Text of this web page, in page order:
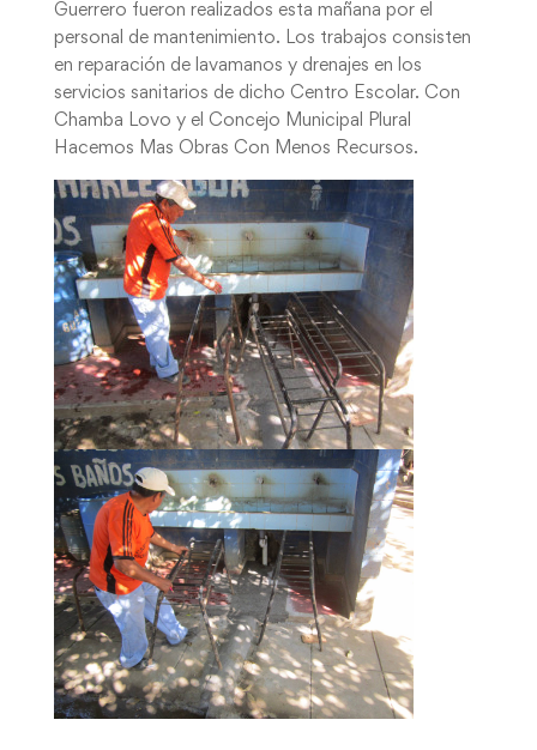
Guerrero fueron realizados esta mañana por el
personal de mantenimiento. Los trabajos consisten
en reparación de lavamanos y drenajes en los
servicios sanitarios de dicho Centro Escolar. Con
Chamba Lovo y el Concejo Municipal Plural
Hacemos Mas Obras Con Menos Recursos.